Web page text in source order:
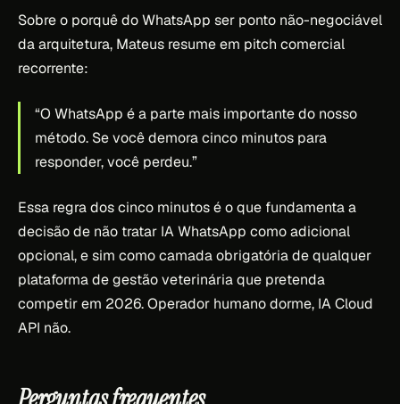
Sobre o porquê do WhatsApp ser ponto não-negociável
da arquitetura, Mateus resume em pitch comercial
recorrente:
“O WhatsApp é a parte mais importante do nosso
método. Se você demora cinco minutos para
responder, você perdeu.”
Essa regra dos cinco minutos é o que fundamenta a
decisão de não tratar IA WhatsApp como adicional
opcional, e sim como camada obrigatória de qualquer
plataforma de gestão veterinária que pretenda
competir em 2026. Operador humano dorme, IA Cloud
API não.